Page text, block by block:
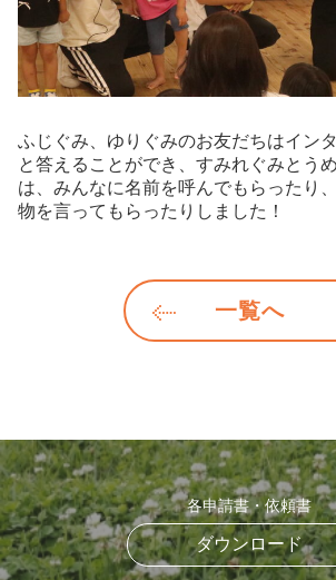
ふじぐみ、ゆりぐみのお友だちはイン
と答えることができ、すみれぐみとう
は、みんなに名前を呼んでもらったり
物を言ってもらったりしました！
一覧へ
各申請書・依頼書
ダウンロード